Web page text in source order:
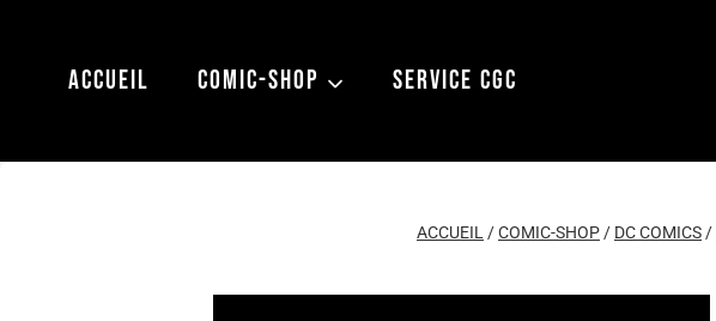
contenuACCUEIL COMIC-SHOP SERVICE CGC
ACCUEIL/COMIC-SHOP/ DC COMICS/